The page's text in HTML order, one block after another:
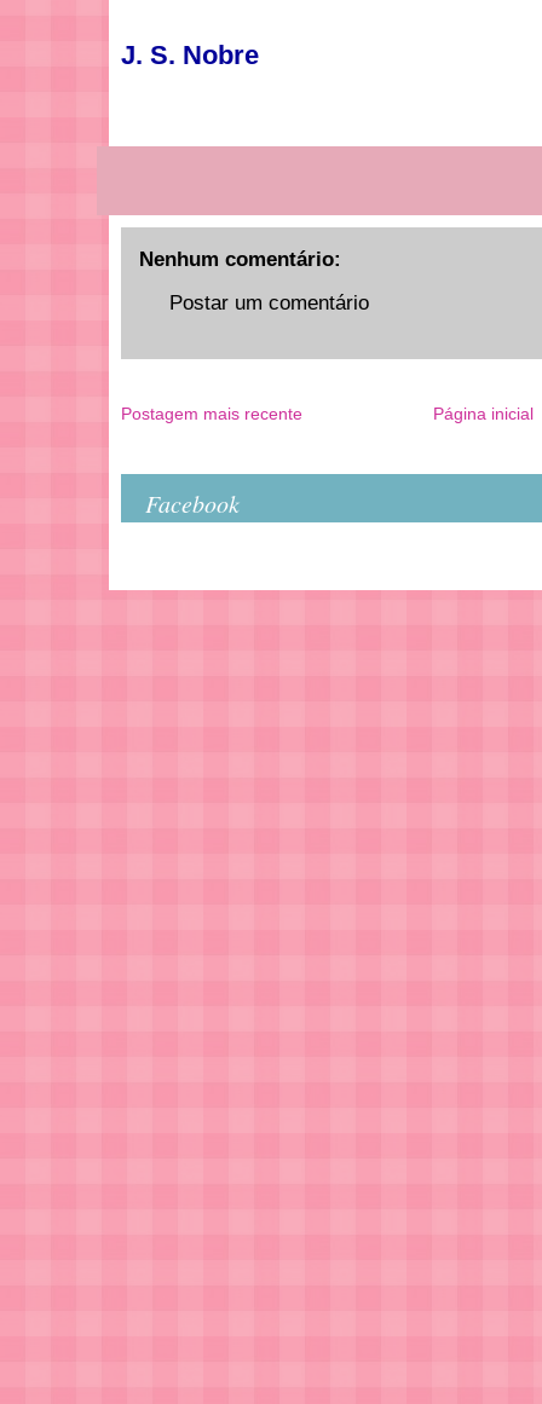
J. S. Nobre
Nenhum comentário:
Postar um comentário
Postagem mais recente Página inicial
Facebook